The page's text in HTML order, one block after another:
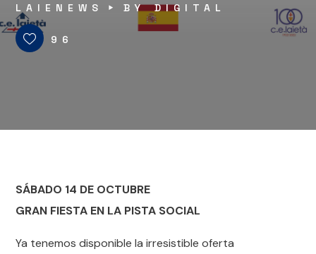
LAIENEWS BYDIGITAL
96
SÁBADO 14 DE OCTUBRE
GRAN FIESTA EN LA PISTA SOCIAL
Ya tenemos disponible la irresistible oferta